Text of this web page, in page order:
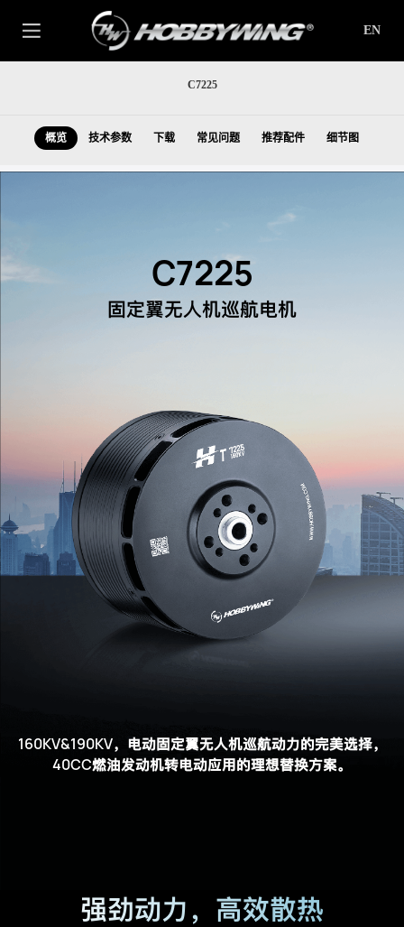
EN
C7225
概览 技术参数 下载 常见问题 推荐配件 细节图
C7225
固定翼无人机巡航电机
160KV&190KV，电动固定翼无人机巡航动力的完美选择，
40CC燃油发动机转电动应用的理想替换方案。
强劲动力，高效散热